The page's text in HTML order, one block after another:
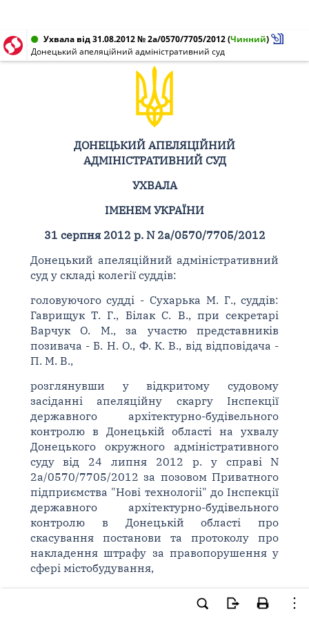
Ухвала від 31.08.2012 № 2а/0570/7705/2012(Чинний)
Донецький апеляційний адміністративний суд
ДОНЕЦЬКИЙ АПЕЛЯЦІЙНИЙ
АДМІНІСТРАТИВНИЙ СУД
УХВАЛА
ІМЕНЕМ УКРАЇНИ
31 серпня 2012 р. N 2а/0570/7705/2012
Донецький апеляційний адміністративний
суд у складі колегії суддів:
головуючого судді - Сухарька М. Г., суддів:
Гаврищук Т. Г., Білак С. В., при секретарі
Варчук О. М., за участю представників
позивача - Б. Н. О., Ф. К. В., від відповідача -
П. М. В.,
розглянувши у відкритому судовому
засіданні апеляційну скаргу Інспекції
державного архітектурно-будівельного
контролю в Донецькій області на ухвалу
Донецького окружного адміністративного
суду від 24 липня 2012 р. у справі N
2а/0570/7705/2012 за позовом Приватного
підприємства "Нові технологіі" до Інспекції
державного архітектурно-будівельного
контролю в Донецькій області про
скасування постанови та протоколу про
накладення штрафу за правопорушення у
сфері містобудування,